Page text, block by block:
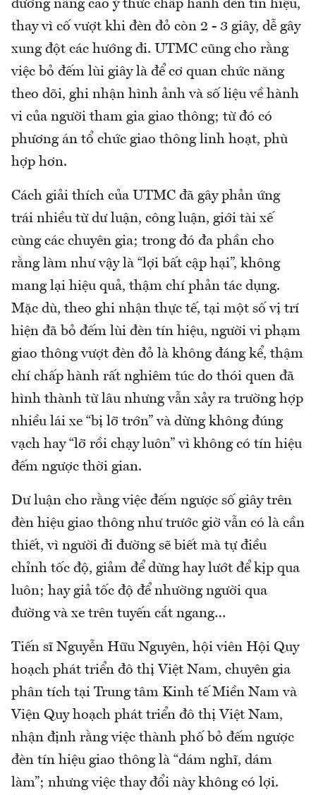
đường nâng cao ý thức chấp hành đèn tín hiệu,
thay vì cố vượt khi đèn đỏ còn 2 - 3 giây, dễ gây
xung đột các hướng đi. UTMC cũng cho rằng
việc bỏ đếm lùi giây là để cơ quan chức năng
theo dõi, ghi nhận hình ảnh và số liệu về hành
vi của người tham gia giao thông; từ đó có
phương án tổ chức giao thông linh hoạt, phù
hợp hơn.
Cách giải thích của UTMC đã gây phản ứng
trái nhiều từ dư luận, công luận, giới tài xế
cùng các chuyên gia; trong đó đa phần cho
rằng làm như vậy là “lợi bất cập hại”, không
mang lại hiệu quả, thậm chí phản tác dụng.
Mặc dù, theo ghi nhận thực tế, tại một số vị trí
hiện đã bỏ đếm lùi đèn tín hiệu, người vi phạm
giao thông vượt đèn đỏ là không đáng kể, thậm
chí chấp hành rất nghiêm túc do thói quen đã
hình thành từ lâu nhưng vẫn xảy ra trường hợp
nhiều lái xe “bị lỡ trớn” và dừng không đúng
vạch hay “lỡ rồi chạy luôn” vì không có tín hiệu
đếm ngược thời gian.
Dư luận cho rằng việc đếm ngược số giây trên
đèn hiệu giao thông như trước giờ vẫn có là cần
thiết, vì người đi đường sẽ biết mà tự điều
chỉnh tốc độ, giảm để dừng hay lướt để kịp qua
luôn; hay giả tốc độ để nhường người qua
đường và xe trên tuyến cắt ngang…
Tiến sĩ Nguyễn Hữu Nguyên, hội viên Hội Quy
hoạch phát triển đô thị Việt Nam, chuyên gia
phân tích tại Trung tâm Kinh tế Miền Nam và
Viện Quy hoạch phát triển đô thị Việt Nam,
nhận định rằng việc thành phố bỏ đếm ngược
đèn tín hiệu giao thông là “dám nghĩ, dám
làm”; nhưng việc thay đổi này không có lợi.